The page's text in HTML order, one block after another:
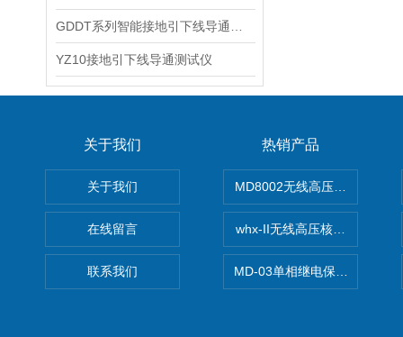
YZ10接地引下线导通测试仪
关于我们
关于我们
在线留言
联系我们
热销产品
MD8002无线高压核相仪
whx-II无线高压核相仪
MD-03单相继电保护测试仪价